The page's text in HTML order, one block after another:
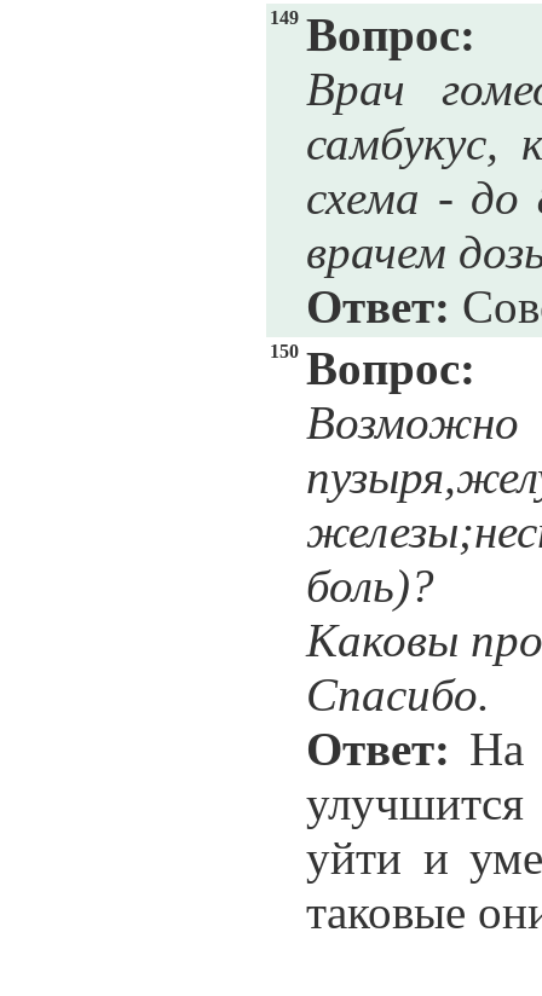
149 Вопрос:
Врач
самбукус,
схема - до
врачем
Ответ:
150 Вопрос:
Возможно
боль)?
Каковы
Спасибо.
Ответ: На
уйти и
таковые